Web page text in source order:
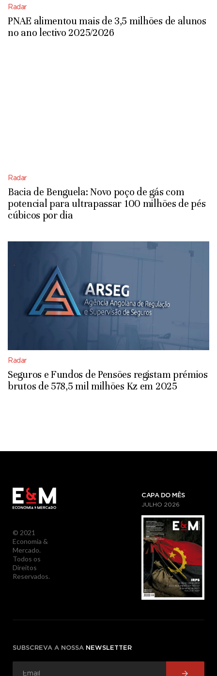
Radar
PNAE alimentou mais de 3,5 milhões de alunos
no ano lectivo 2025/2026
Radar
Bacia de Benguela: Novo poço de gás com
potencial para ultrapassar 100 milhões de pés
cúbicos por dia
Radar
Seguros e Fundos de Pensões registam prémios
brutos de 578,5 mil milhões Kz em 2025
© 2021
Economia &
Mercado.
Todos os
Direitos
Reservados.
CAPA DO MÊS
JULHO 2026
SUBSCREVA A NOSSA NEWSLETTER